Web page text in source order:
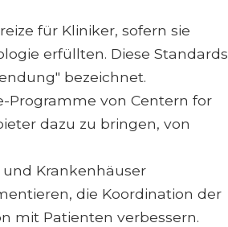
für Kliniker, sofern sie
erfüllten. Diese Standards
bezeichnet.
Programme von Centern for
dazu zu bringen, von
Krankenhäuser
die Koordination der
mit Patienten verbessern.